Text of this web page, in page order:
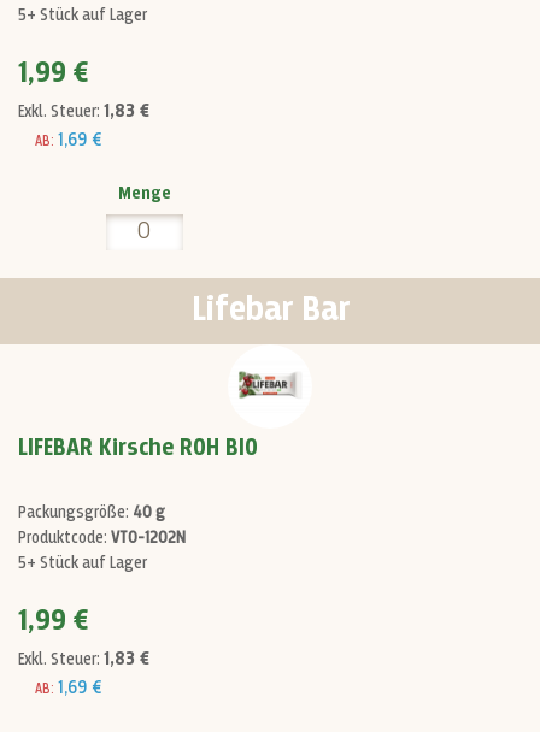
5+ Stück auf Lager
1,99 €
Exkl. Steuer: 1,83 €
AB: 1,69 €
Menge
Lifebar Bar
LIFEBAR Kirsche ROH BIO
Packungsgröße: 40 g
Produktcode: VT0-1202N
5+ Stück auf Lager
1,99 €
Exkl. Steuer: 1,83 €
AB: 1,69 €